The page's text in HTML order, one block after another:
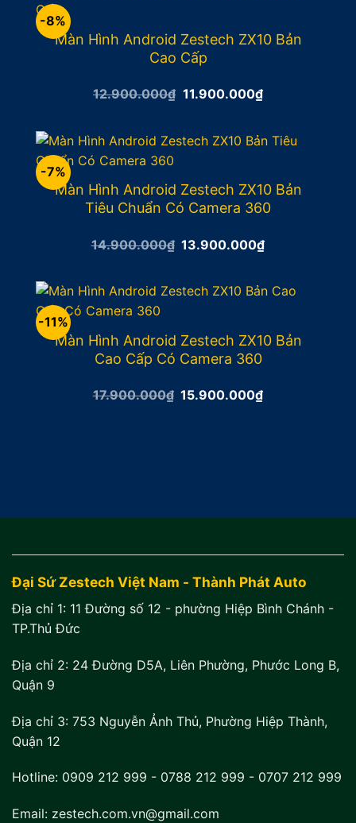
-8%
Màn Hình Android Zestech ZX10 Bản
Cao Cấp
12.900.000₫ Giá
11.900.000₫Giá
hiện
11.900.000₫.
-7%
Màn Hình Android Zestech ZX10 Bản
Tiêu Chuẩn Có Camera 360
14.900.000₫ Giá
14.900.000₫.
13.900.000₫Giá
13.900.000₫.
-11%
Màn Hình Android Zestech ZX10 Bản
Cao Cấp Có Camera 360
17.900.000₫ Giá
15.900.000₫Giá
Đại Sứ Zestech Việt Nam - Thành Phát Auto
Địa chỉ 1: 11 Đường số 12 - phường Hiệp Bình Chánh -
TP.Thủ Đức
Địa chỉ 2: 24 Đường D5A, Liên Phường, Phước Long B,
Quận 9
Địa chỉ 3: 753 Nguyễn Ảnh Thủ, Phường Hiệp Thành,
Quận 12
Hotline: 0909 212 999 - 0788 212 999 - 0707 212 999
Email: zestech.com.vn@gmail.com